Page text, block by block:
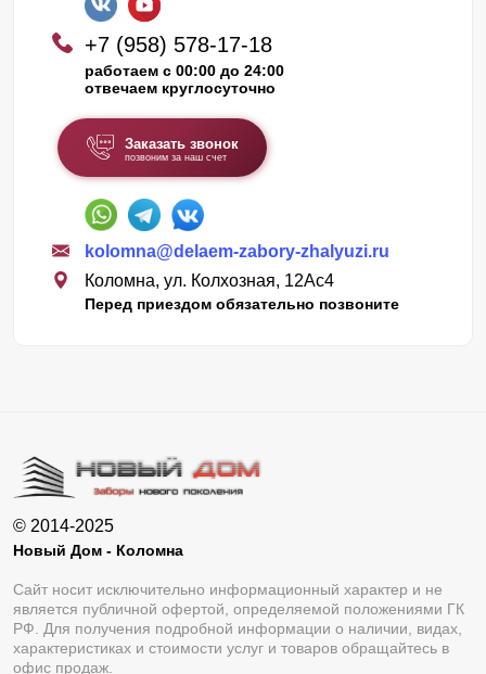
+7 (958) 578-17-18
работаем с 00:00 до 24:00
отвечаем круглосуточно
Заказать звонок
позвоним за наш счет
kolomna@delaem-zabory-zhalyuzi.ru
Коломна, ул. Колхозная, 12Ас4
Перед приездом обязательно позвоните
© 2014-2025
Новый Дом - Коломна
Сайт носит исключительно информационный характер и не
является публичной офертой, определяемой положениями ГК
РФ. Для получения подробной информации о наличии, видах,
характеристиках и стоимости услуг и товаров обращайтесь в
офис продаж.